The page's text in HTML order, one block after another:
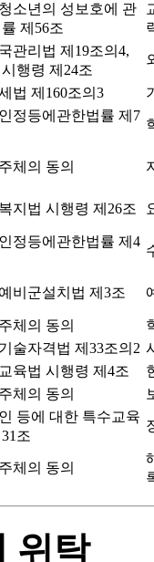
소년의 성보호에 관
제56조
관리법 제19조의4,
행령 제24조
법 제160조의3
정등에관한법률 제7
체의 동의
지법 시행령 제26조
정등에관한법률 제4
비군설치법 제3조
체의 동의
술자격법 제33조의2
육법 시행령 제4조
체의 동의
등에 대한 특수교육
조
체의 동의
위탁